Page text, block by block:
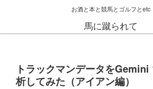
お酒と本と競馬とゴルフとetc
馬に蹴られて
トラックマンデータを
析してみた（アイアン編）